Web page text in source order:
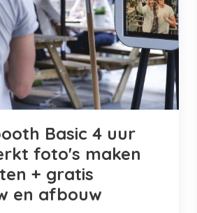
Basic 4 uur
foto's maken
+ gratis
en afbouw